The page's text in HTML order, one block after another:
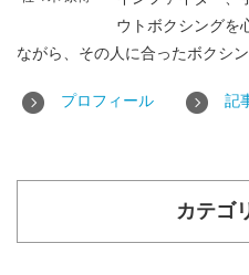
ウトボクシングを
ながら、その人に合ったボクシ
プロフィール 記
カテゴ